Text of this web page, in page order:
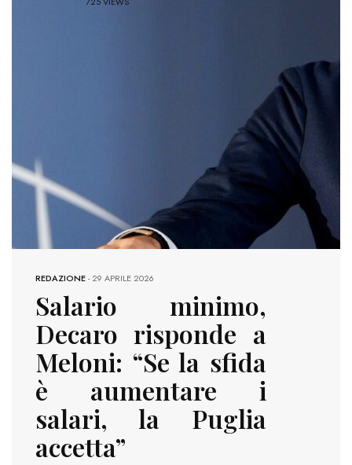
REDAZIONE-29 APRILE 2026
Salario minimo,
Decaro risponde a
Meloni: “Se la sfida
è aumentare i
salari, la Puglia
accetta”